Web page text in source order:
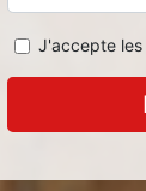
J'accepte les